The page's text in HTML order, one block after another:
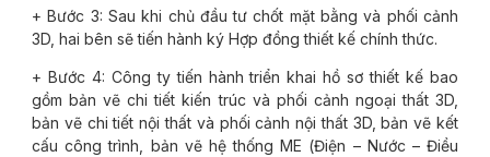
+ Bước 3: Sau khi chủ đầu tư chốt mặt bằng và phối cảnh
3D, hai bên sẽ tiến hành ký Hợp đồng thiết kế chính thức.
+ Bước 4: Công ty tiến hành triển khai hồ sơ thiết kế bao
gồm bản vẽ chi tiết kiến trúc và phối cảnh ngoại thất 3D,
bản vẽ chi tiết nội thất và phối cảnh nội thất 3D, bản vẽ kết
cấu công trình, bản vẽ hệ thống ME (Điện – Nước – Điều